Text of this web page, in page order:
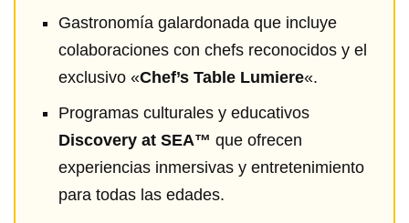
Gastronomía galardonada que incluye
colaboraciones con chefs reconocidos y el
exclusivo «Chef’s Table Lumiere«.
Programas culturales y educativos
Discovery at SEA™ que ofrecen
experiencias inmersivas y entretenimiento
para todas las edades.